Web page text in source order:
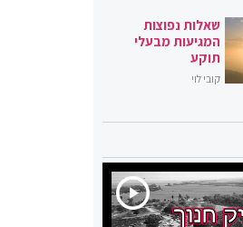
שאלות נפוצות
המגיעות מבעלי
תוקע
קובי לוי